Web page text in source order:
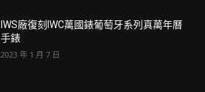
IWS廠復刻IWC萬國錶葡萄牙系列真萬年曆
手錶
2023 年 1 月 7 日